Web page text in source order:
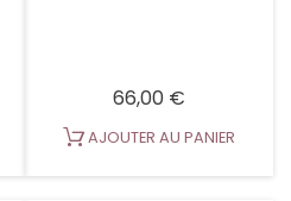
66,00 €
AJOUTER AU PANIER